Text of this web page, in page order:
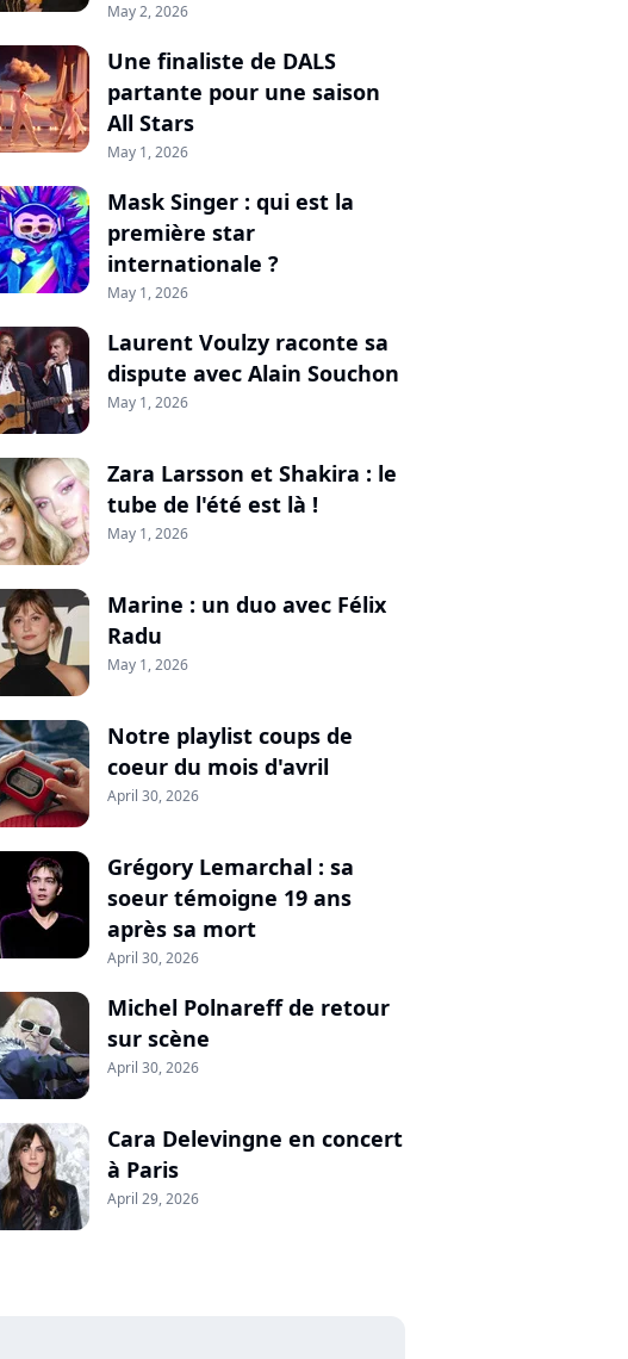
May 2, 2026
Une finaliste de DALS
partante pour une saison
All Stars
May 1, 2026
Mask Singer : qui est la
première star
internationale ?
May 1, 2026
Laurent Voulzy raconte sa
dispute avec Alain Souchon
May 1, 2026
Zara Larsson et Shakira : le
tube de l'été est là !
May 1, 2026
Marine : un duo avec Félix
Radu
May 1, 2026
Notre playlist coups de
coeur du mois d'avril
April 30, 2026
Grégory Lemarchal : sa
soeur témoigne 19 ans
après sa mort
April 30, 2026
Michel Polnareff de retour
sur scène
April 30, 2026
Cara Delevingne en concert
à Paris
April 29, 2026